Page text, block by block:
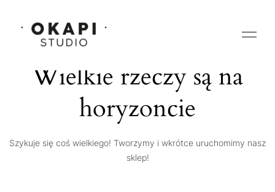
Wielkie rzeczy są na
horyzoncie
Szykuje się coś wielkiego! Tworzymy i wkrótce uruchomimy nasz
sklep!